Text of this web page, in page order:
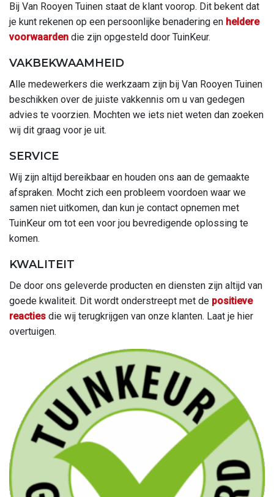
Bij Van Rooyen Tuinen staat de klant voorop. Dit bekent dat
je kunt rekenen op een persoonlijke benadering en heldere
voorwaarden die zijn opgesteld door TuinKeur.
VAKBEKWAAMHEID
Alle medewerkers die werkzaam zijn bij Van Rooyen Tuinen
beschikken over de juiste vakkennis om u van gedegen
advies te voorzien. Mochten we iets niet weten dan zoeken
wij dit graag voor je uit.
SERVICE
Wij zijn altijd bereikbaar en houden ons aan de gemaakte
afspraken. Mocht zich een probleem voordoen waar we
samen niet uitkomen, dan kun je contact opnemen met
TuinKeur om tot een voor jou bevredigende oplossing te
komen.
KWALITEIT
De door ons geleverde producten en diensten zijn altijd van
goede kwaliteit. Dit wordt onderstreept met de positieve
reacties die wij terugkrijgen van onze klanten. Laat je hier
overtuigen.